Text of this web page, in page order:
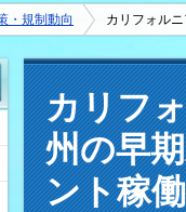
・規制動向 カリフォル
カリフ
州の早
ント稼